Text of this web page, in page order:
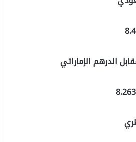
الدرهم الإماراتي